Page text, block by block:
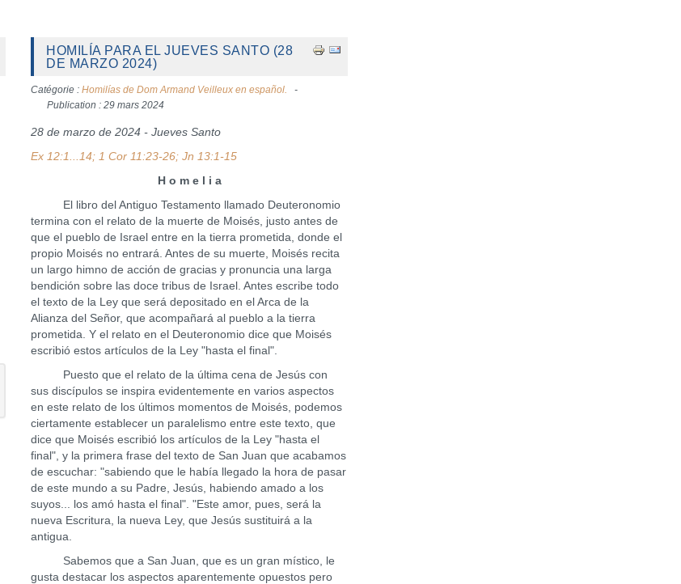
HOMILÍA PARA EL JUEVES SANTO (28
DE MARZO 2024)
Catégorie :Homilías de Dom Armand Veilleux en español.
Publication : 29 mars 2024
28 de marzo de 2024 - Jueves Santo
Ex 12:1...14; 1 Cor 11:23-26; Jn 13:1-15
H o m e l i a
El libro del Antiguo Testamento llamado Deuteronomio
termina con el relato de la muerte de Moisés, justo antes de
que el pueblo de Israel entre en la tierra prometida, donde el
propio Moisés no entrará. Antes de su muerte, Moisés recita
un largo himno de acción de gracias y pronuncia una larga
bendición sobre las doce tribus de Israel. Antes escribe todo
el texto de la Ley que será depositado en el Arca de la
Alianza del Señor, que acompañará al pueblo a la tierra
prometida. Y el relato en el Deuteronomio dice que Moisés
escribió estos artículos de la Ley "hasta el final".
Puesto que el relato de la última cena de Jesús con
sus discípulos se inspira evidentemente en varios aspectos
en este relato de los últimos momentos de Moisés, podemos
ciertamente establecer un paralelismo entre este texto, que
dice que Moisés escribió los artículos de la Ley "hasta el
final", y la primera frase del texto de San Juan que acabamos
de escuchar: "sabiendo que le había llegado la hora de pasar
de este mundo a su Padre, Jesús, habiendo amado a los
suyos... los amó hasta el final". "Este amor, pues, será la
nueva Escritura, la nueva Ley, que Jesús sustituirá a la
antigua.
Sabemos que a San Juan, que es un gran místico, le
gusta destacar los aspectos aparentemente opuestos pero